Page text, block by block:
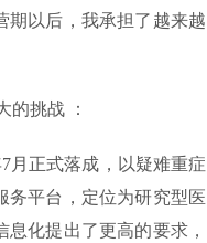
期以后，我承担了越来越
的挑战 ：
月正式落成，以疑难重症
务平台，定位为研究型医
化提出了更高的要求，